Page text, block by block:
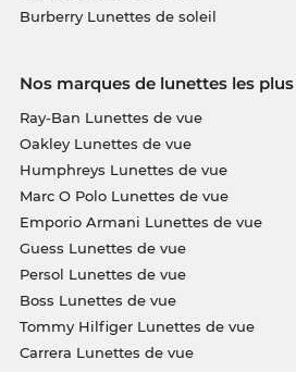
Burberry Lunettes de soleil
Nos marques de lunettes les
Ray-Ban Lunettes de vue
Oakley Lunettes de vue
Humphreys Lunettes de vue
Marc O Polo Lunettes de vue
Emporio Armani Lunettes de vue
Guess Lunettes de vue
Persol Lunettes de vue
Boss Lunettes de vue
Tommy Hilfiger Lunettes de vue
Carrera Lunettes de vue